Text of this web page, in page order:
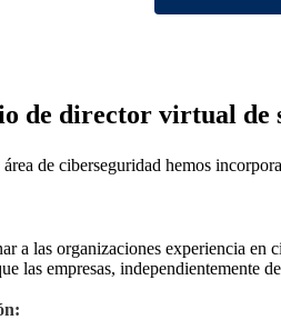
de director virtual de
área de ciberseguridad hemos
a las organizaciones experiencia en
las empresas, independientemente